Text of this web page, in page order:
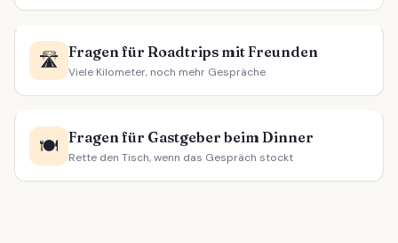
🛣️ Fragen für Roadtrips mit Freunden
Viele Kilometer, noch mehr Gespräche
🍽️ Fragen für Gastgeber beim Dinner
Rette den Tisch, wenn das Gespräch stockt